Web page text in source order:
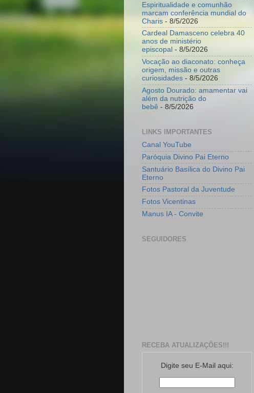
Espiritualidade e comunhão
marcam conferência mundial do
Charis - 8/5/2026
Cardeal Damasceno celebra 40
anos de ministério
episcopal - 8/5/2026
Vocação ao diaconato: conheça
origem, missão e outras
curiosidades - 8/5/2026
Agosto Dourado: amamentar vai
além da nutrição do
bebê - 8/5/2026
LINKS IMPORTANTES
Canal YouTube
Paróquia Divino Pai Eterno
Santuário Basílica do Divino Pai
Eterno
Fotos Pastoral da Juventude
Fotos Vicentinas
Manus IA - Convite
SEGUIDORES
RECEBA ATUALIZAÇÕES!!!
Digite seu E-Mail aqui: